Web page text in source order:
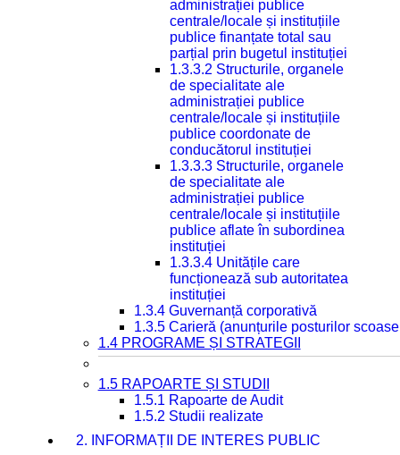
administrației publice
centrale/locale și instituțiile
publice finanțate total sau
parțial prin bugetul instituției
1.3.3.2 Structurile, organele
de specialitate ale
administrației publice
centrale/locale și instituțiile
publice coordonate de
conducătorul instituției
1.3.3.3 Structurile, organele
de specialitate ale
administrației publice
centrale/locale și instituțiile
publice aflate în subordinea
instituției
1.3.3.4 Unitățile care
funcționează sub autoritatea
instituției
1.3.4 Guvernanță corporativă
1.3.5 Carieră (anunțurile posturilor
1.4 PROGRAME ȘI STRATEGII
1.5 RAPOARTE ȘI STUDII
1.5.1 Rapoarte de Audit
1.5.2 Studii realizate
2. INFORMAȚII DE INTERES PUBLIC